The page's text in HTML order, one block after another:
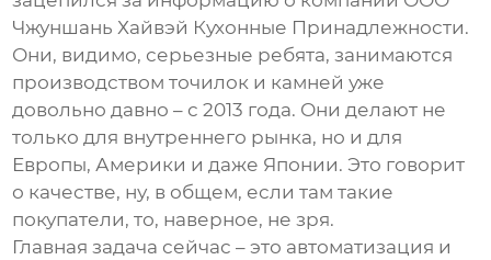
Чжуншань Хайвэй Кухонные Принадлежности.
Они, видимо, серьезные ребята, занимаются
производством точилок и камней уже
довольно давно – с 2013 года. Они делают не
только для внутреннего рынка, но и для
Европы, Америки и даже Японии. Это говорит
о качестве, ну, в общем, если там такие
покупатели, то, наверное, не зря.
Главная задача сейчас – это автоматизация и